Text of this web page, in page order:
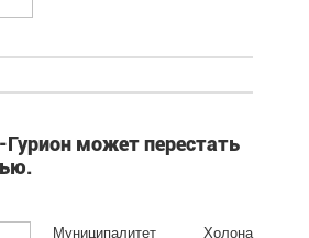
Гурион может перестать
Муниципалитет Холона